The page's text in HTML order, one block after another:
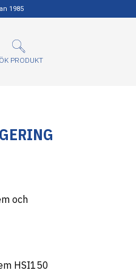
1985
PRODUKT
och
HSI150